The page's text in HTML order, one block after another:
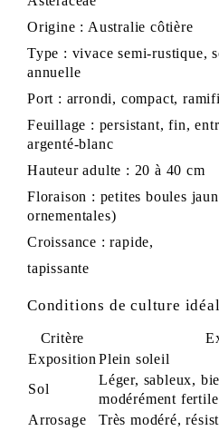
Origine : Australie côtière
Type : vivace semi-rustique,
annuelle
Port : arrondi, compact,
Feuillage : persistant, fin,
argenté-blanc
Hauteur adulte : 20 à 40 cm
Floraison : petites boules
ornementales)
Croissance : rapide,
tapissante
Conditions de culture
Critère
Exposition Plein soleil
Sol
Léger, sableux,
modérément fertile
Arrosage
Très modéré,